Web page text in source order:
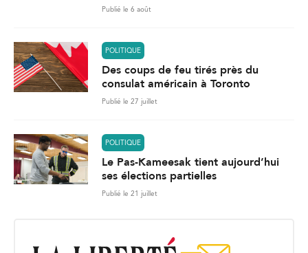
Publié le 6 août
POLITIQUE
Des coups de feu tirés près du
consulat américain à Toronto
Publié le 27 juillet
POLITIQUE
Le Pas-Kameesak tient aujourd’hui
ses élections partielles
Publié le 21 juillet